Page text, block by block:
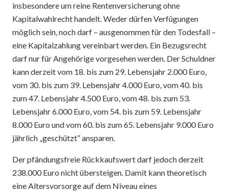
insbesondere um reine Rentenversicherung ohne
Kapitalwahlrecht handelt. Weder dürfen Verfügungen
möglich sein, noch darf – ausgenommen für den Todesfall –
eine Kapitalzahlung vereinbart werden. Ein Bezugsrecht
darf nur für Angehörige vorgesehen werden. Der Schuldner
kann derzeit vom 18. bis zum 29. Lebensjahr 2.000 Euro,
vom 30. bis zum 39. Lebensjahr 4.000 Euro, vom 40. bis
zum 47. Lebensjahr 4.500 Euro, vom 48. bis zum 53.
Lebensjahr 6.000 Euro, vom 54. bis zum 59. Lebensjahr
8.000 Euro und vom 60. bis zum 65. Lebensjahr 9.000 Euro
jährlich „geschützt“ ansparen.
Der pfändungsfreie Rückkaufswert darf jedoch derzeit
238.000 Euro nicht übersteigen. Damit kann theoretisch
eine Altersvorsorge auf dem Niveau eines